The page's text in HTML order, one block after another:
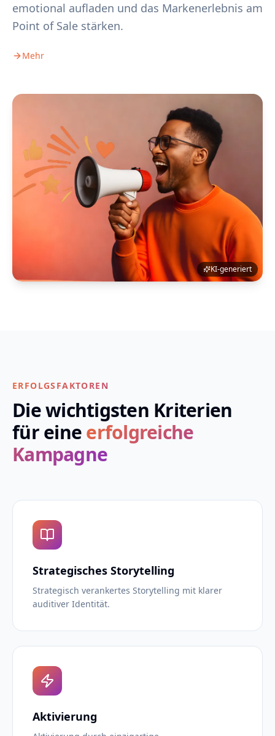
emotional aufladen und das Markenerlebnis am
Point of Sale stärken.
Mehr
KI-generiert
ERFOLGSFAKTOREN
Die wichtigsten Kriterien
für eineerfolgreiche
Kampagne
Strategisches Storytelling
Strategisch verankertes Storytelling mit klarer
auditiver Identität.
Aktivierung